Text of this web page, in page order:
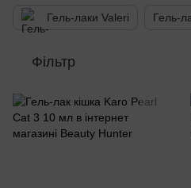
Гель-лаки Valeri Гель-
Фільтр